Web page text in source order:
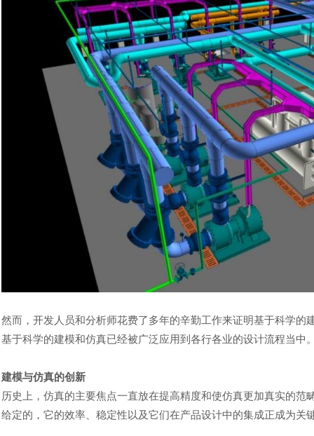
然而，开发人员和分析师花费了多年的辛勤工作来证明基于科学的
基于科学的建模和仿真已经被广泛应用到各行各业的设计流程当中
建模与仿真的创新
历史上， 仿真的主要焦点一直放在提高精度和使仿真更加真实的范
给定的，它的效率、 稳定性以及它们在产品设计中的集成正成为关